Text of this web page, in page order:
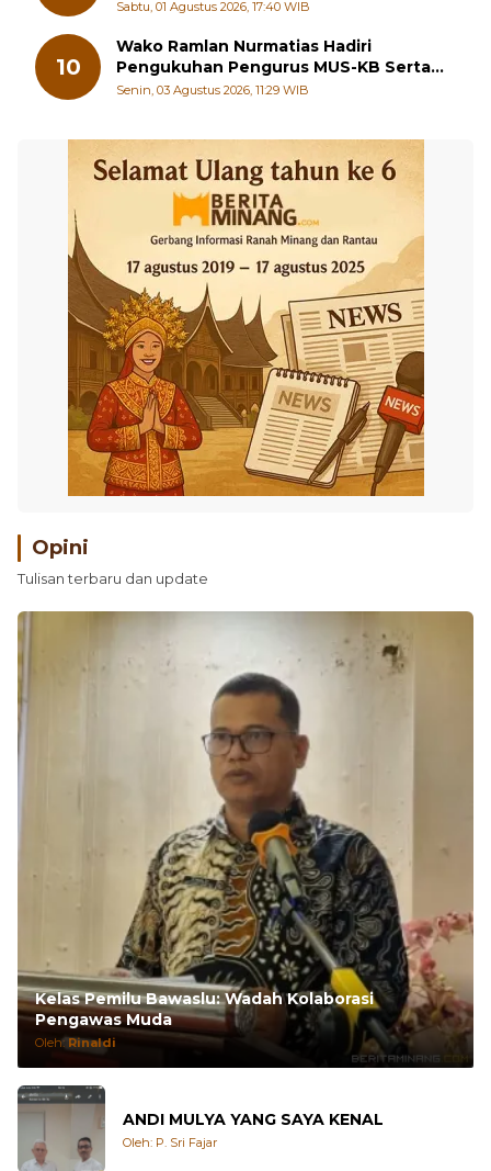
Sungai Beremas
Sabtu, 01 Agustus 2026, 17:40 WIB
10
Wako Ramlan Nurmatias Hadiri
Pengukuhan Pengurus MUS-KB Serta
LMKB Periode 2026-2031,
Senin, 03 Agustus 2026, 11:29 WIB
Opini
Tulisan terbaru dan update
Kelas Pemilu Bawaslu: Wadah Kolaborasi
Pengawas Muda
Oleh: Rinaldi
ANDI MULYA YANG SAYA KENAL
Oleh: P. Sri Fajar